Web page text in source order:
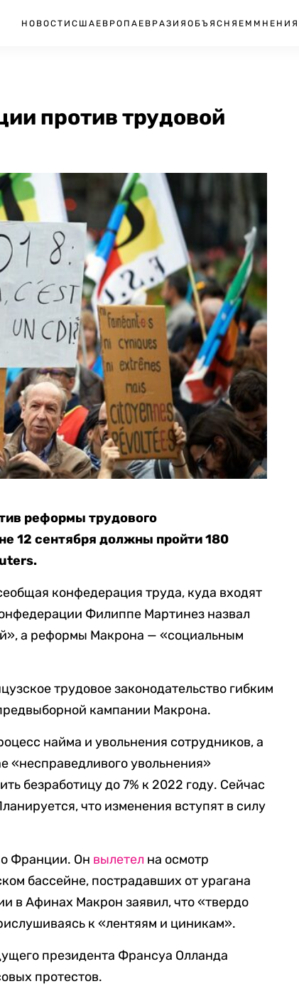
НОВОСТИ США ЕВРОПА ЕВРАЗИЯ ОБЪЯСНЯЕМ МНЕНИЯ
против трудовой
реформы трудового
12 сентября должны пройти 180
конфедерация труда, куда входят
Филиппе Мартинез назвал
а реформы Макрона — «социальным
трудовое законодательство гибким
кампании Макрона.
найма и увольнения сотрудников, а
«несправедливого увольнения»
безработицу до 7% к 2022 году. Сейчас
что изменения вступят в силу
Франции. Он вылетел на осмотр
бассейне, пострадавших от урагана
в Афинах Макрон заявил, что «твердо
к «лентяям и циникам».
президента Франсуа Олланда
протестов.